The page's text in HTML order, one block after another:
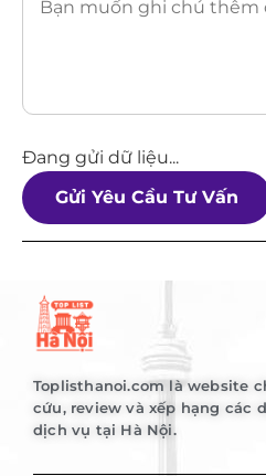
Đang gửi dữ liệu...
Gửi Yêu Cầu Tư Vấn
Toplisthanoi.com là website
cứu, review và xếp hạng các
dịch vụ tại Hà Nội.